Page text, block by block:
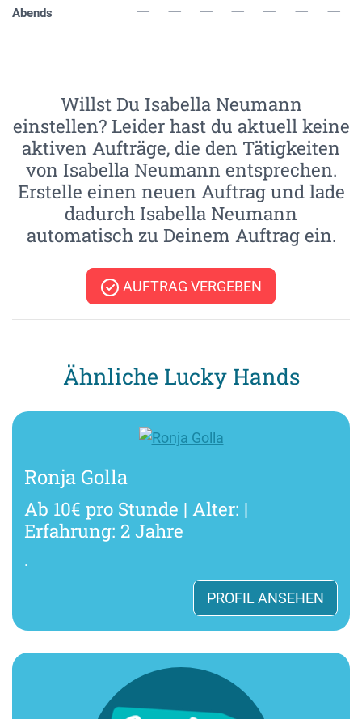
Abends
Willst Du Isabella Neumann
einstellen? Leider hast du aktuell keine
aktiven Aufträge, die den Tätigkeiten
von Isabella Neumann entsprechen.
Erstelle einen neuen Auftrag und lade
dadurch Isabella Neumann
automatisch zu Deinem Auftrag ein.
AUFTRAG VERGEBEN
Ähnliche Lucky Hands
Ronja Golla
Ab 10€ pro Stunde | Alter: |
Erfahrung: 2 Jahre
.
PROFIL ANSEHEN